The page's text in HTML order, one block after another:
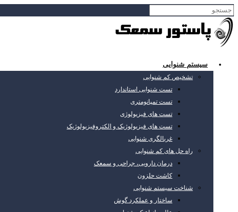
سیستم شنوایی
تشخیص کم شنوایی
تست شنوایی استاندارد
تست تمپانومتری
تست های فیزیولوژی
تست های فیزیولوژیک و الکتروفیزیولوژیک
غربالگری شنوایی
راه حل های کم شنوایی
درمان دارویی، جراحی و سمعک
کاشت حلزون
شناخت سیستم شنوایی
ساختار و عملکرد گوش